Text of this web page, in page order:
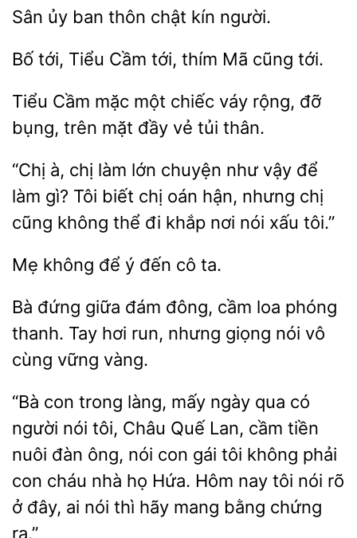
Sân ban chật kín
Tiểu Cầm tới, thím cũng tới.
Tiểu Cầm mặc một chiếc váy rộng, đỡ
bụng, trên mặt
tủi
“Chị à,
làm lớn chuyện như vậy để
làm gì? Tôi biết chị
hận, nhưng chị
cũng không thể
khắp nơi nói xấu tôi.”
Mẹ để đến ta.
đứng giữa
đông, cầm loa phóng
thanh. Tay hơi run, nhưng giọng nói vô
cùng vững
“Bà con trong làng, mấy ngày qua có
người nói tôi, Châu Quế Lan, cầm tiền
nuôi đàn ông, nói con gái tôi không phải
cháu nhà họ Hứa. Hôm
tôi nói rõ
ở đây, ai nói thì hãy mang bằng
ra.”